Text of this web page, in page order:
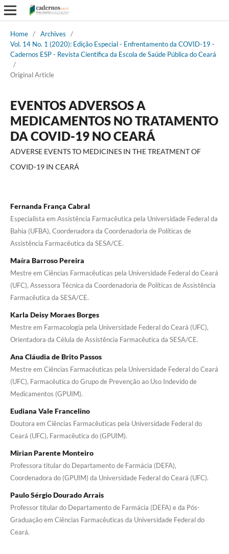
Home / Archives
/
Vol. 14 No. 1 (2020): Edição Especial - Enfrentamento da COVID-19 -
Cadernos ESP - Revista Cientí­fica da Escola de Saúde Pública do Ceará
/
Original Article
EVENTOS ADVERSOS A
MEDICAMENTOS NO TRATAMENTO
DA COVID-19 NO CEARÁ
ADVERSE EVENTS TO MEDICINES IN THE TREATMENT OF
COVID-19 IN CEARÁ
Fernanda França Cabral
Especialista em Assistência Farmacêutica pela Universidade Federal da
Bahia (UFBA), Coordenadora da Coordenadoria de Políticas de
Assistência Farmacêutica da SESA/CE.
Maíra Barroso Pereira
Mestre em Ciências Farmacêuticas pela Universidade Federal do Ceará
(UFC), Assessora Técnica da Coordenadoria de Políticas de Assistência
Farmacêutica da SESA/CE.
Karla Deisy Moraes Borges
Mestre em Farmacologia pela Universidade Federal do Ceará (UFC),
Orientadora da Célula de Assistência Farmacêutica da SESA/CE.
Ana Cláudia de Brito Passos
Mestre em Ciências Farmacêuticas pela Universidade Federal do Ceará
(UFC), Farmacêutica do Grupo de Prevenção ao Uso Indevido de
Medicamentos (GPUIM).
Eudiana Vale Francelino
Doutora em Ciências Farmacêuticas pela Universidade Federal do
Ceará (UFC), Farmacêutica do (GPUIM).
Mirian Parente Monteiro
Professora titular do Departamento de Farmácia (DEFA),
Coordenadora do (GPUIM) da Universidade Federal do Ceará (UFC).
Paulo Sérgio Dourado Arrais
Professor titular do Departamento de Farmácia (DEFA) e da Pós-
Graduação em Ciências Farmacêuticas da Universidade Federal do
Ceará.